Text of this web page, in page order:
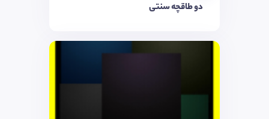
دو طاقچه سنتی